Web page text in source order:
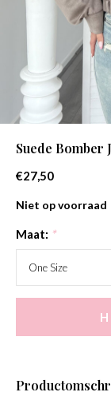
Suede Bomber
€27,50
Niet op voorraad
Maat: *